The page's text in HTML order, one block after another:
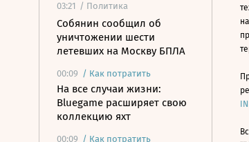
03:21 / Политика
Собянин сообщил об
уничтожении шести
летевших на Москву БПЛА
00:09 / Как потратить
На все случаи жизни:
Bluegame расширяет свою
коллекцию яхт
00:09 / Как потратить